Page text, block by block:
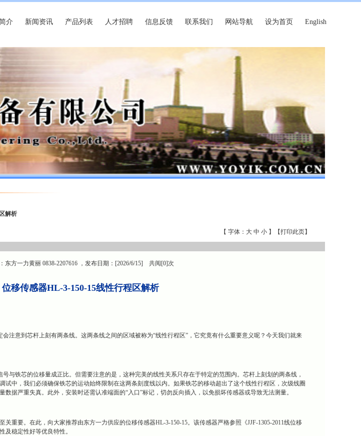
介 新闻资讯 产品列表 人才招聘 信息反馈 联系我们 网站导航 设为首页 English
解析
【 字体： 大 中 小】【打印此页】
东方一力黄丽 0838-2207616 ，发布日期：[2026/6/15] 共阅[0]次
位移传感器HL-3-150-15线性行程区解析
注意到芯杆上刻有两条线。这两条线之间的区域被称为“线性行程区”，它究竟有什么重要意义呢？今天我们就来
与铁芯的位移量成正比。但需要注意的是，这种完美的线性关系只存在于特定的范围内。芯杆上刻划的两条线，
试中，我们必须确保铁芯的运动始终限制在这两条刻度线以内。如果铁芯的移动超出了这个线性行程区，次级线圈
据严重失真。此外，安装时还需认准端面的“入口”标记，切勿反向插入，以免损坏传感器或导致无法测量。
重要。在此，向大家推荐由东方一力供应的位移传感器HL-3-150-15。该传感器严格参照《JJF-1305-2011线位移
及稳定性好等优良特性。